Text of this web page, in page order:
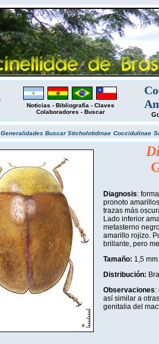
Noticias - Bibliografía - Claves
Colaboradores - Buscar
Generalidades BuscarSticholotidinae Coccidulinae
Diagnosis:
pronoto
trazas más
Lado inferior
metasterno
amarillo rojizo.
brillante, pero
Tamaño: 1,5 mm.
Distribución:
Observaciones:
así similar a
genitalia del